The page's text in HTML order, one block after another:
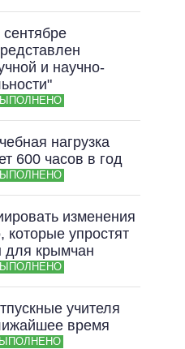
и научно-
нагрузка
600 часов в год
изменения
которые упростят
для крымчан
учителя
время